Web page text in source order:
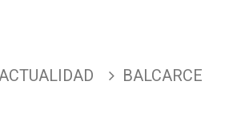
ACTUALIDAD BALCARCE